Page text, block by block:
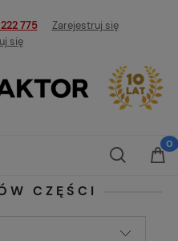
775
Zarejestruj się
się
CZĘŚCI